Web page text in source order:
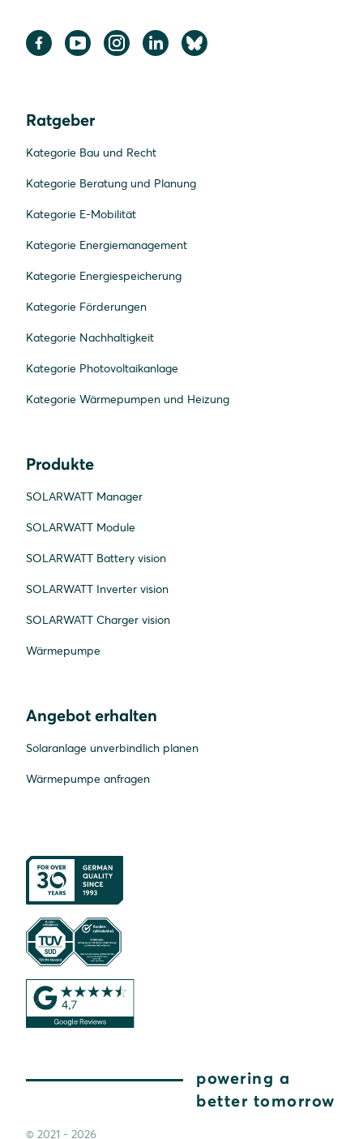
Ratgeber
Kategorie Bau und Recht
Kategorie Beratung und Planung
Kategorie E-Mobilität
Kategorie Energiemanagement
Kategorie Energiespeicherung
Kategorie Förderungen
Kategorie Nachhaltigkeit
Kategorie Photovoltaikanlage
Kategorie Wärmepumpen und Heizung
Produkte
SOLARWATT Manager
SOLARWATT Module
SOLARWATT Battery vision
SOLARWATT Inverter vision
SOLARWATT Charger vision
Wärmepumpe
Angebot erhalten
Solaranlage unverbindlich planen
Wärmepumpe anfragen
powering a
better tomorrow
© 2021 - 2026